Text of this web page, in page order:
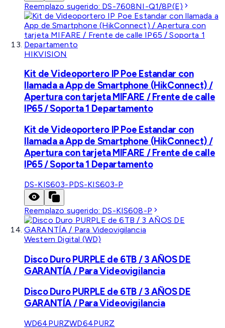
Reemplazo sugerido: DS-7608NI-Q1/8P(E)
HIKVISION
Kit de Videoportero IP Poe Estandar con
llamada a App de Smartphone (HikConnect) /
Apertura con tarjeta MIFARE / Frente de calle
IP65 / Soporta 1 Departamento
Kit de Videoportero IP Poe Estandar con
llamada a App de Smartphone (HikConnect) /
Apertura con tarjeta MIFARE / Frente de calle
IP65 / Soporta 1 Departamento
DS-KIS603-PDS-KIS603-P
Reemplazo sugerido: DS-KIS608-P
Western Digital (WD)
Disco Duro PURPLE de 6TB / 3 AÑOS DE
GARANTÍA / Para Videovigilancia
Disco Duro PURPLE de 6TB / 3 AÑOS DE
GARANTÍA / Para Videovigilancia
WD64PURZWD64PURZ